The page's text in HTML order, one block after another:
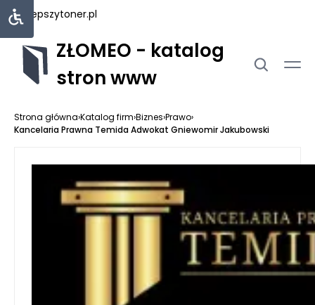
najlepszytoner.pl
ZŁOMEO - katalog
stron www
Strona główna›Katalog firm›Biznes›Prawo›
Kancelaria Prawna Temida Adwokat Gniewomir Jakubowski